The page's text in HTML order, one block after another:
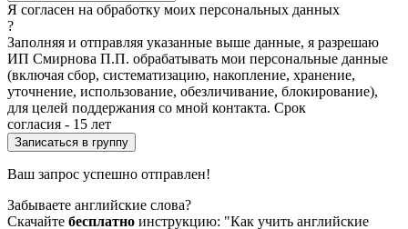
Я согласен на обработку моих персональных данных
?
Заполняя и отправляя указанные выше данные, я разрешаю
ИП Смирнова П.П. обрабатывать мои персональные данные
(включая сбор, систематизацию, накопление, хранение,
уточнение, использование, обезличивание, блокирование),
для целей поддержания со мной контакта. Срок
согласия - 15 лет
Ваш запрос успешно отправлен!
Забываете английские слова?
Скачайте бесплатно инструкцию: "Как учить английские